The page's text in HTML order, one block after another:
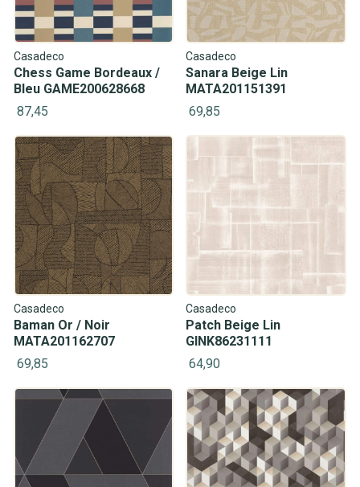
Casadeco
Chess Game Bordeaux /
Bleu GAME200628668
87,45
Casadeco
Sanara Beige Lin
MATA201151391
69,85
Casadeco
Baman Or / Noir
MATA201162707
69,85
Casadeco
Patch Beige Lin
GINK86231111
64,90